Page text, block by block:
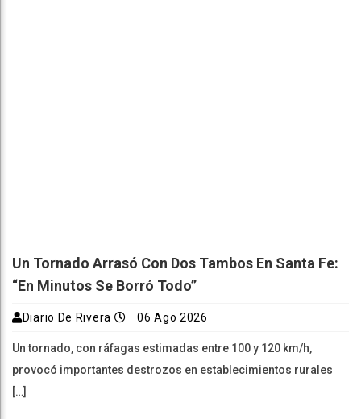
Un Tornado Arrasó Con Dos Tambos En Santa Fe:
“En Minutos Se Borró Todo”
Diario De Rivera 06 Ago 2026
Un tornado, con ráfagas estimadas entre 100 y 120 km/h,
provocó importantes destrozos en establecimientos rurales
[…]